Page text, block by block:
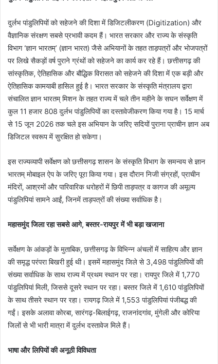
दुर्लभ पांडुलिपियों को सहेजने की दिशा में डिजिटलीकरण (Digitization) और
वैज्ञानिक संरक्षण सबसे प्रभावी कदम हैं। भारत सरकार और राज्य के संस्कृति
विभाग ‘ज्ञान भारतम्’ (ज्ञान भारत) जैसे अभियानों के तहत ताड़पत्रों और भोजपत्रों
पर लिखे सैकड़ों वर्ष पुराने ग्रंथों को सहेजने का कार्य कर रहे हैं। छत्तीसगढ़ की
सांस्कृतिक, ऐतिहासिक और बौद्धिक विरासत को सहेजने की दिशा में एक बड़ी और
ऐतिहासिक कामयाबी हासिल हुई है। भारत सरकार के संस्कृति मंत्रालय द्वारा
संचालित ज्ञान भारतम् मिशन के तहत राज्य में चले तीन महीने के सघन सर्वेक्षण में
कुल 11 हजार 808 दुर्लभ पांडुलिपियों का दस्तावेजीकरण किया गया है। 15 मार्च
से 15 जून 2026 तक चले इस अभियान के जरिए सदियों पुराना प्राचीन ज्ञान अब
डिजिटल स्वरूप में सुरक्षित हो सकेगा।
इस राज्यव्यापी सर्वेक्षण को छत्तीसगढ़ शासन के संस्कृति विभाग के समन्वय से ज्ञान
भारतम् मोबाइल ऐप के जरिए पूरा किया गया। इस दौरान निजी संग्रहों, प्राचीन
मंदिरों, आश्रमों और पारिवारिक धरोहरों में छिपी ताड़पत्र व कागज की अमूल्य
पांडुलिपियां सामने आईं, जिनमें ताड़पत्रों की संख्या सर्वाधिक है।
महासमुंद जिला रहा सबसे आगे, बस्तर-रायपुर में भी बड़ा खजाना
सर्वेक्षण के आंकड़ों के मुताबिक, छत्तीसगढ़ के विभिन्न अंचलों में साहित्य और ज्ञान
की समृद्ध परंपरा बिखरी हुई थी। इसमें महासमुंद जिले से 3,498 पांडुलिपियों की
संख्या सर्वाधिक के साथ राज्य में प्रथम स्थान पर रहा। रायपुर जिले में 1,770
पांडुलिपियां मिली, जिससे दूसरे स्थान पर रहा। बस्तर जिले में 1,610 पांडुलिपियों
के साथ तीसरे स्थान पर रहा। रायगढ़ जिले में 1,553 पांडुलिपियां पंजीबद्ध की
गईं। इसके अलावा कोरबा, सारंगढ़-बिलाईगढ़, राजनांदगांव, मुंगेली और कोरिया
जिलों से भी भारी मात्रा में दुर्लभ दस्तावेज मिले हैं।
भाषा और लिपियों की अनूठी विविधता